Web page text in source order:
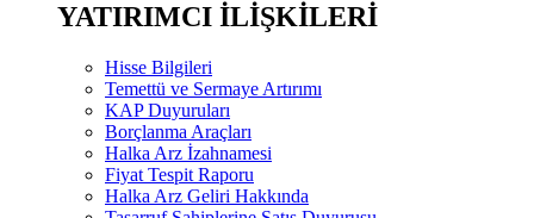
YATIRIMCI İLİŞKİLERİ
Hisse Bilgileri
Temettü ve Sermaye Artırımı
KAP Duyuruları
Borçlanma Araçları
Halka Arz İzahnamesi
Fiyat Tespit Raporu
Halka Arz Geliri Hakkında